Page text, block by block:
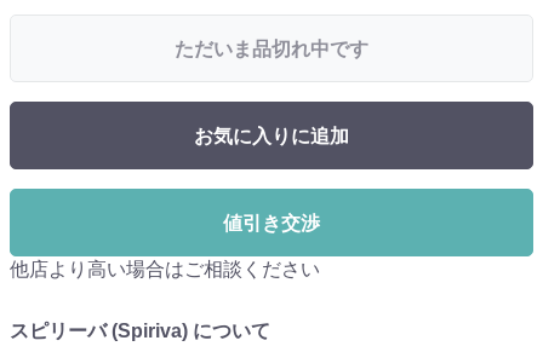
ただいま品切れ中です
お気に入りに追加
値引き交渉
他店より高い場合はご相談ください
スピリーバ (Spiriva) について